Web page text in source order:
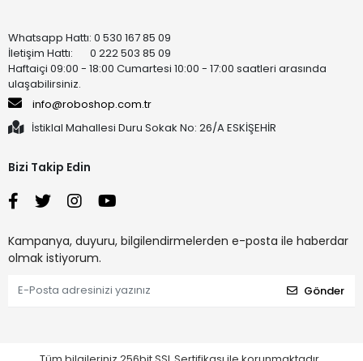
Whatsapp Hattı: 0 530 167 85 09
İletişim Hattı: 0 222 503 85 09
Haftaiçi 09:00 - 18:00 Cumartesi 10:00 - 17:00 saatleri arasında
ulaşabilirsiniz.
info@roboshop.com.tr
İstiklal Mahallesi Duru Sokak No: 26/A ESKİŞEHİR
Bizi Takip Edin
Kampanya, duyuru, bilgilendirmelerden e-posta ile haberdar
olmak istiyorum.
Gönder